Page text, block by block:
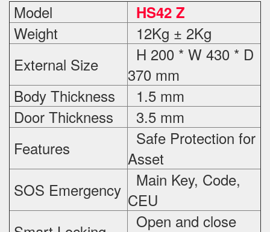
Model HS42 Z
Weight
12Kg ± 2Kg
External Size
H 200 * W 430 * D
370 mm
Body Thickness
1.5 mm
Door Thickness
3.5 mm
Features
Safe Protection for
Asset
SOS Emergency
Main Key, Code,
CEU
Open and close